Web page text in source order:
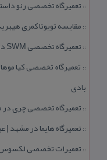
:: تعمیرگاه تخصصی رنو داستر در مشهد | ۱۰
:: مقایسه تویوتا كمری
:: تعمیرگاه تخصصی SWM در مشهد | تعمیر موتور، گیربكس و عیب‌یابی برق
:: تعمیرگاه تخصصی كیا
بادی
:: تعمیرگاه تخصصی چری در مشهد | ۱۰ سال تجربه
:: تعمیرگاه هایما در
:: تعمیرات تخصصی لكسوس